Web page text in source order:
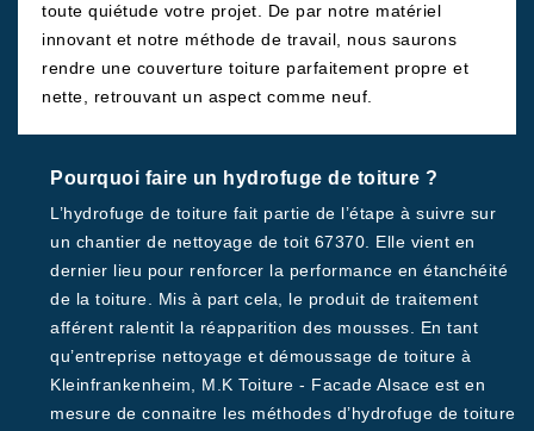
toute quiétude votre projet. De par notre matériel
innovant et notre méthode de travail, nous saurons
rendre une couverture toiture parfaitement propre et
nette, retrouvant un aspect comme neuf.
Pourquoi faire un hydrofuge de toiture ?
L’hydrofuge de toiture fait partie de l’étape à suivre sur
un chantier de nettoyage de toit 67370. Elle vient en
dernier lieu pour renforcer la performance en étanchéité
de la toiture. Mis à part cela, le produit de traitement
afférent ralentit la réapparition des mousses. En tant
qu’entreprise nettoyage et démoussage de toiture à
Kleinfrankenheim, M.K Toiture - Facade Alsace est en
mesure de connaitre les méthodes d’hydrofuge de toiture